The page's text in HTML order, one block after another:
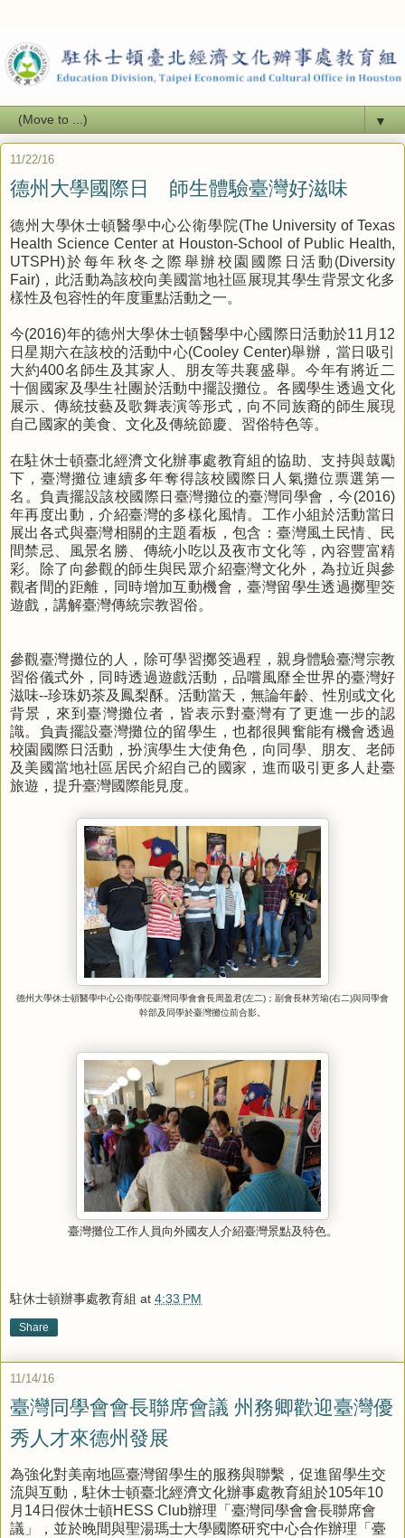
▼
11/22/16
德州大學國際日 師生體驗臺灣好滋味
德州大學休士頓醫學中心公衛學院(The University of Texas
Health Science Center at Houston-School of Public Health,
UTSPH)於每年秋冬之際舉辦校園國際日活動 (Diversity
Fair) ，此活動為該校向美國當地社區展現其學生背景文化多
樣性及包容性的年度重點活動之一。
今(2016)年的德州大學休士頓醫學中心國際日活動於11 月 12
日星期六在該校的活動中心(Cooley Center)舉辦，當日吸引
大約400名師生及其家人、朋友等共襄盛舉。今年有將近二
十個國家及學生社團於活動中擺設攤位。各國學生透過文化
展示、傳統技藝及歌舞表演等形式，向不同族裔的師生展現
自己國家的美食、文化及傳統節慶、習俗特色等。
在駐休士頓臺北經濟文化辦事處教育組的協助、支持與鼓勵
下，臺灣攤位連續多年奪得該校國際日人氣攤位票選第一
名。負責擺設該校國際日臺灣攤位的臺灣同學會，今(2016)
年再度出動，介紹臺灣的多樣化風情。工作小組於活動當日
展出各式與臺灣相關的主題看板，包含：臺灣風土民情、民
間禁忌、風景名勝、傳統小吃以及夜市文化等，內容豐富精
彩。除了向參觀的師生與民眾介紹臺灣文化外，為拉近與參
觀者間的距離，同時增加互動機會，臺灣留學生透過擲聖筊
遊戲，講解臺灣傳統宗教習俗。
參觀臺灣攤位的人，除可學習擲筊過程，親身體驗臺灣宗教
習俗儀式外，同時透過遊戲活動，品嚐風靡全世界的臺灣好
滋味--珍珠奶茶及鳳梨酥。活動當天，無論年齡、性別或文化
背景，來到臺灣攤位者，皆表示對臺灣有了更進一步的認
識。負責擺設臺灣攤位的留學生，也都很興奮能有機會透過
校園國際日活動，扮演學生大使角色，向同學、朋友、老師
及美國當地社區居民介紹自己的國家，進而吸引更多人赴臺
旅遊，提升臺灣國際能見度。
德州大學休士頓醫學中心公衛學院臺灣同學會會長周盈君(左二) ；副會長林芳瑜(右二)與同學會
幹部及同學於臺灣攤位前合影。
臺灣攤位工作人員向外國友人介紹臺灣景點及特色。
駐休士頓辦事處教育組 at 4:33 PM
Share
11/14/16
臺灣同學會會長聯席會議 州務卿歡迎臺灣優
秀人才來德州發展
為強化對美南地區臺灣留學生的服務與聯繫，促進留學生交
流與互動，駐休士頓臺北經濟文化辦事處教育組於105年10
月14日假休士頓HESS Club辦理「臺灣同學會會長聯席會
議」，並於晚間與聖湯瑪士大學國際研究中心合作辦理「臺